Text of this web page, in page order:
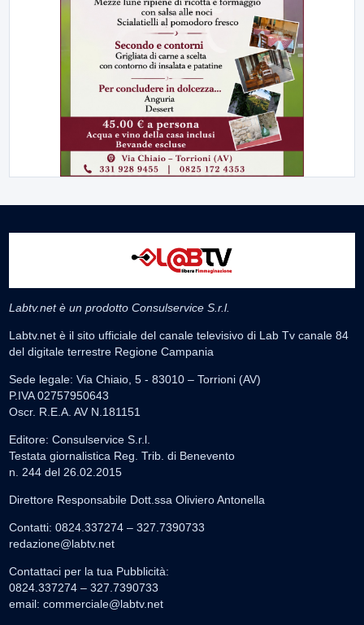
Labtv.net è un prodotto Consulservice S.r.l.
Labtv.net è il sito ufficiale del canale televisivo di Lab Tv canale 84
del digitale terrestre Regione Campania
Sede legale: Via Chiaio, 5 - 83010 – Torrioni (AV)
P.IVA 02757950643
Oscr. R.E.A. AV N.181151
Editore: Consulservice S.r.l.
Testata giornalistica Reg. Trib. di Benevento
n. 244 del 26.02.2015
Direttore Responsabile Dott.ssa Oliviero Antonella
Contatti: 0824.337274 – 327.7390733
redazione@labtv.net
Contattaci per la tua Pubblicità:
0824.337274 – 327.7390733
email: commerciale@labtv.net